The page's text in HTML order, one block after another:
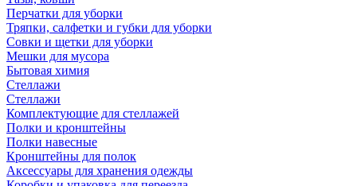
Перчатки для уборки
Тряпки, салфетки и губки для уборки
Совки и щетки для уборки
Мешки для мусора
Бытовая химия
Стеллажи
Стеллажи
Комплектующие для стеллажей
Полки и кронштейны
Полки навесные
Кронштейны для полок
Аксессуары для хранения одежды